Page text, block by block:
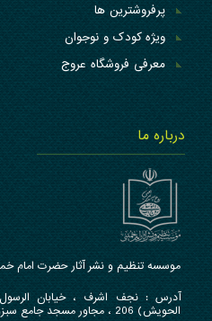
پرفروشترین ها
ویژه کودک و نوجوان
معرفی فروشگاه عروج
درباره ما
موسسه تنظیم و نشر آثار حضرت
الحویش) 206 ، مجاور مسجد جامع سبزواری